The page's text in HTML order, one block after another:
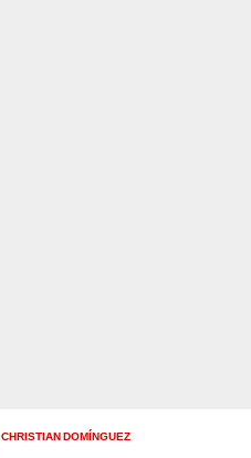
CHRISTIAN DOMÍNGUEZ